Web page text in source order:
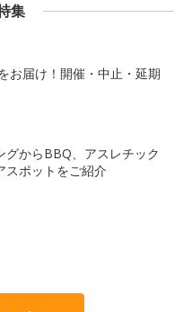
集
お届け！開催・中止・延期
グからBBQ、アスレチック
スポットをご紹介